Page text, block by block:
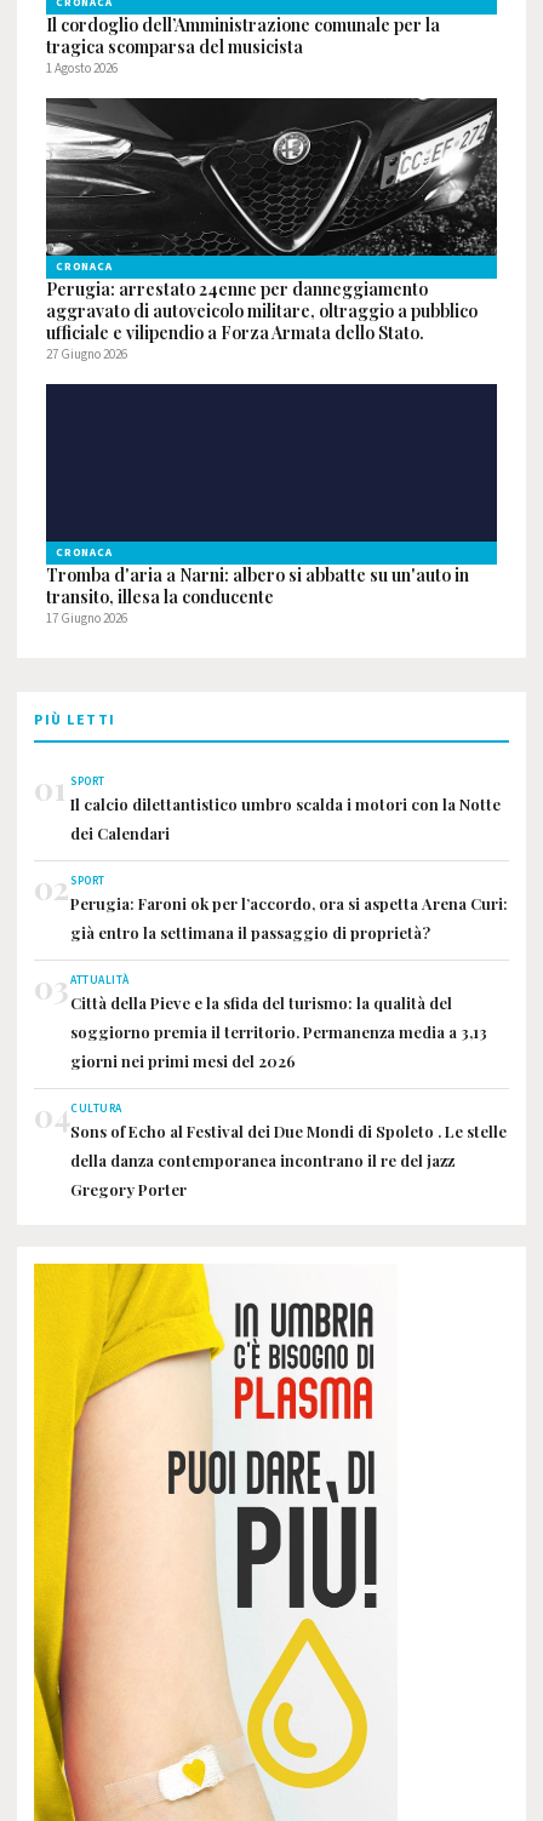
Il cordoglio dell’Amministrazione comunale per la
tragica scomparsa del musicista
1 Agosto 2026
CRONACA
Perugia: arrestato 24enne per danneggiamento
aggravato di autoveicolo militare, oltraggio a pubblico
ufficiale e vilipendio a Forza Armata dello Stato.
27 Giugno 2026
CRONACA
Tromba d'aria a Narni: albero si abbatte su un'auto in
transito, illesa la conducente
17 Giugno 2026
PIÙ LETTI
01 SPORT
Il calcio dilettantistico umbro scalda i motori con la Notte
dei Calendari
02SPORT
Perugia: Faroni ok per l’accordo, ora si aspetta Arena Curi:
già entro la settimana il passaggio di proprietà?
03ATTUALITÀ
Città della Pieve e la sfida del turismo: la qualità del
soggiorno premia il territorio. Permanenza media a 3,13
giorni nei primi mesi del 2026
04CULTURA
Sons of Echo al Festival dei Due Mondi di Spoleto . Le stelle
della danza contemporanea incontrano il re del jazz
Gregory Porter